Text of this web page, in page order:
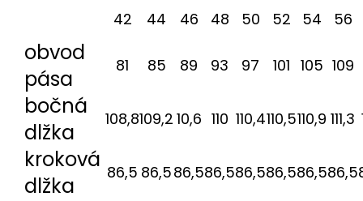
42 44 46 48 50 52 54 56
obvod
pása
81 85 89 93 97 101 105 109
bočná
dlžka
108,8109,2 10,6 110 110,4110,5110,9 111,3
kroková
dlžka
86,5 86,586,586,586,586,586,586,5